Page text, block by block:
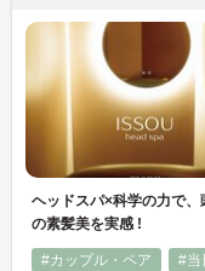
ヘッドスパ×科学の力で、
の素髪美を実感 !
#カップル・ペア #当